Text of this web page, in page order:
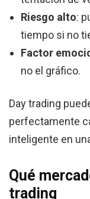
Riesgo alto:
tiempo si no
Factor
no el gráfico.
Day trading
perfectamente
inteligente en
Qué
trading